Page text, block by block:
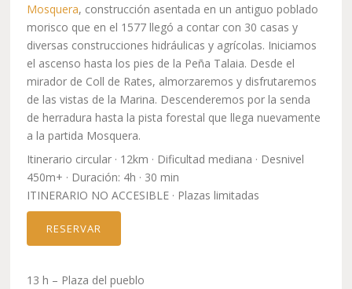
Mosquera, construcción asentada en un antiguo poblado
morisco que en el 1577 llegó a contar con 30 casas y
diversas construcciones hidráulicas y agrícolas. Iniciamos
el ascenso hasta los pies de la Peña Talaia. Desde el
mirador de Coll de Rates, almorzaremos y disfrutaremos
de las vistas de la Marina. Descenderemos por la senda
de herradura hasta la pista forestal que llega nuevamente
a la partida Mosquera.
Itinerario circular · 12km · Dificultad mediana · Desnivel
450m+ · Duración: 4h · 30 min
ITINERARIO NO ACCESIBLE · Plazas limitadas
RESERVAR
13 h – Plaza del pueblo